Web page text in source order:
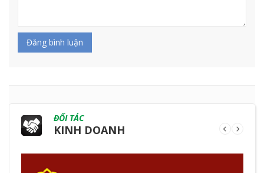
Đăng bình luận
ĐỐI TÁC
KINH DOANH